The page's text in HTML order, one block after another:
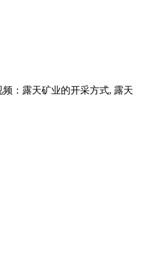
频：露天矿业的开采方式, 露天